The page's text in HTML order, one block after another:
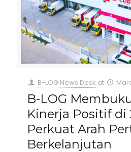
B-LOG News Desk at
B-LOG
Kinerja Positif di
Perkuat Arah
Berkelanjutan